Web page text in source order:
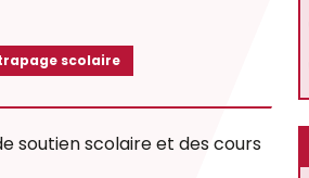
scolaire
soutien scolaire et des cours